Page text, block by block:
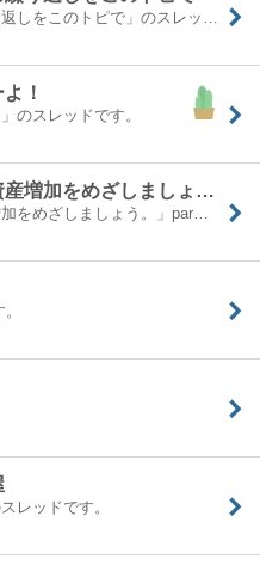
返しをこのトピで」のスレッド…
！
のスレッドです。
株式投資サロン「株式投資で資産増加をめざしましょう。」part2
加をめざしましょう。」par…
レッドです。